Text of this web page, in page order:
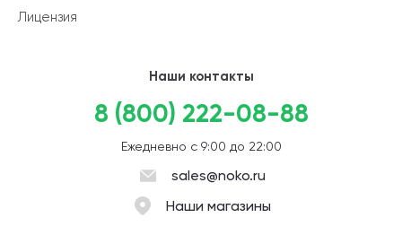
Лицензия
Наши контакты
8 (800) 222-08-88
Ежедневно с 9:00 до 22:00
sales@noko.ru
Наши магазины